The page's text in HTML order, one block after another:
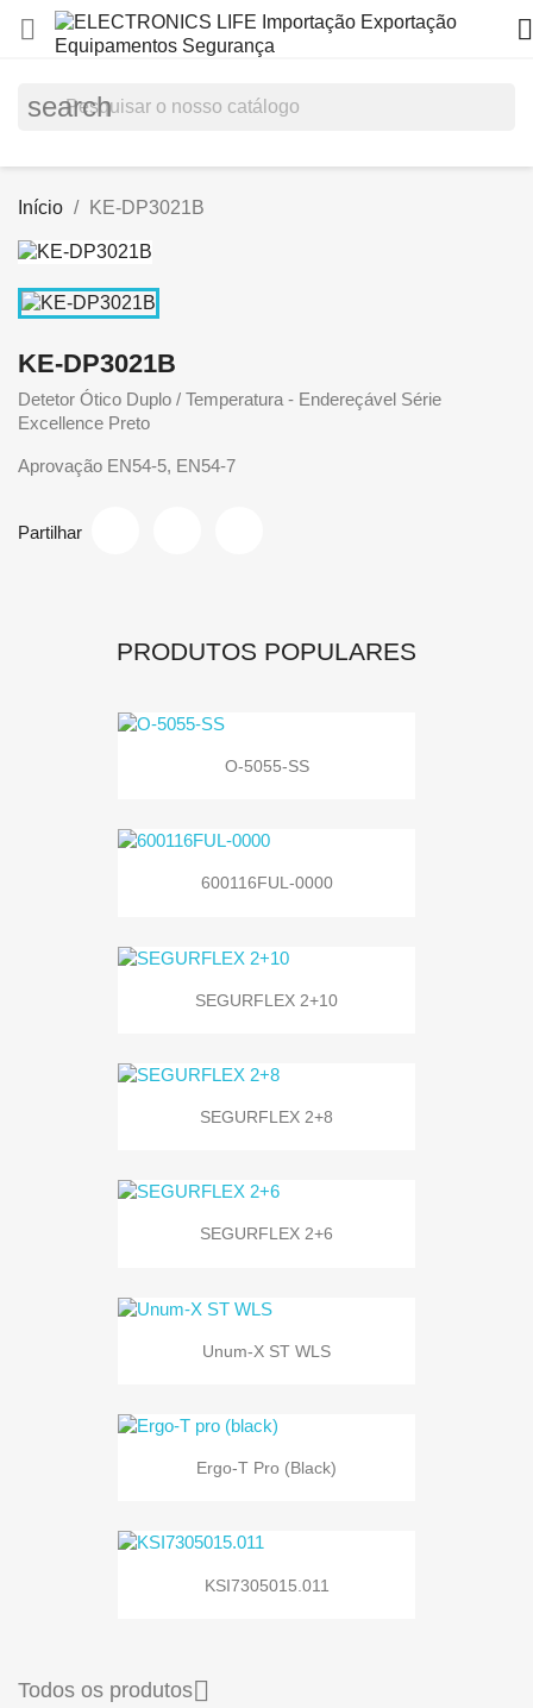
 
search
Início KE-DP3021B
KE-DP3021B
Detetor Ótico Duplo / Temperatura - Endereçável Série
Excellence Preto
Aprovação EN54-5, EN54-7
Partilhar
PRODUTOS POPULARES
O-5055-SS
600116FUL-0000
SEGURFLEX 2+10
SEGURFLEX 2+8
SEGURFLEX 2+6
Unum-X ST WLS
Ergo-T Pro (black)
KSI7305015.011
Todos os produtos